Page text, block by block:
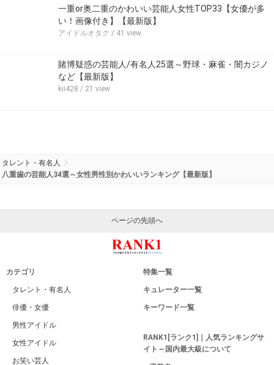
一重or奥二重のかわいい芸能人女性TOP33【女優が多
い！画像付き】【最新版】
アイドルオタク / 41 view
賭博疑惑の芸能人/有名人25選～野球・麻雀・闇カジノ
など【最新版】
kii428 / 21 view
タレント・有名人
八重歯の芸能人34選～女性男性別かわいいランキング【最新版】
ページの先頭へ
カテゴリ
タレント・有名人
俳優・女優
男性アイドル
女性アイドル
お笑い芸人
特集一覧
キュレーター一覧
キーワード一覧
RANK1[ランク1]｜人気ランキングサ
イト～国内最大級について